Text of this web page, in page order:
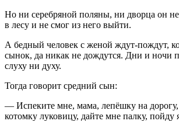
Но ни серебряной поляны, ни дворца он
в лесу и не смог из него выйти.
А бедный человек с женой ждут-пождут,
сынок, да никак не дождутся. Дни и ночи
слуху ни духу.
Тогда говорит средний сын:
— Испеките мне, мама, лепёшку на
котомку луковицу, дайте мне палку, пойду